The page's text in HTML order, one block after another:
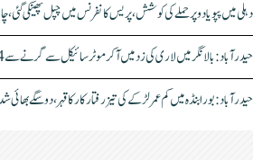
دہلی میں پپو یادو پر حملے کی کوشش، پریس کانفرنس میں چپل پھینکی گئی،
حیدرآباد: بالا نگر میں لاری کی زد میں آکر موٹرسائیکل سے گرنے سے 4 سالہ بچی کی موت
حیدرآباد: بورابنڈہ میں کم عمر لڑکے کی تیز رفتار کار کا قہر، دو سگے بھائی